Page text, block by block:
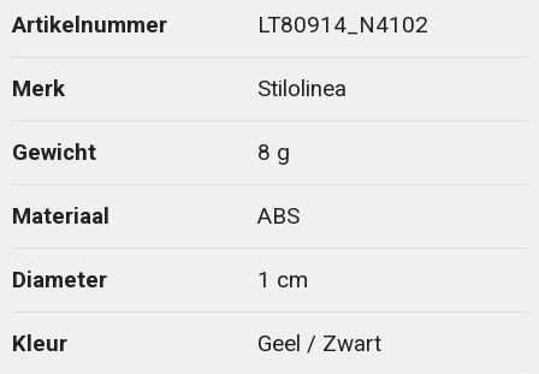
Artikelnummer LT80914_N4102
Merk Stilolinea
Gewicht 8 g
Materiaal ABS
Diameter 1 cm
Kleur Geel / Zwart